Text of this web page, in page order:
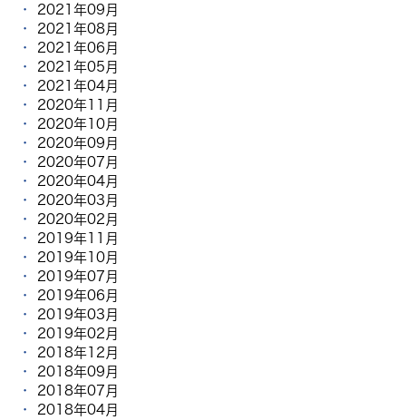
2021年09月
2021年08月
2021年06月
2021年05月
2021年04月
2020年11月
2020年10月
2020年09月
2020年07月
2020年04月
2020年03月
2020年02月
2019年11月
2019年10月
2019年07月
2019年06月
2019年03月
2019年02月
2018年12月
2018年09月
2018年07月
2018年04月